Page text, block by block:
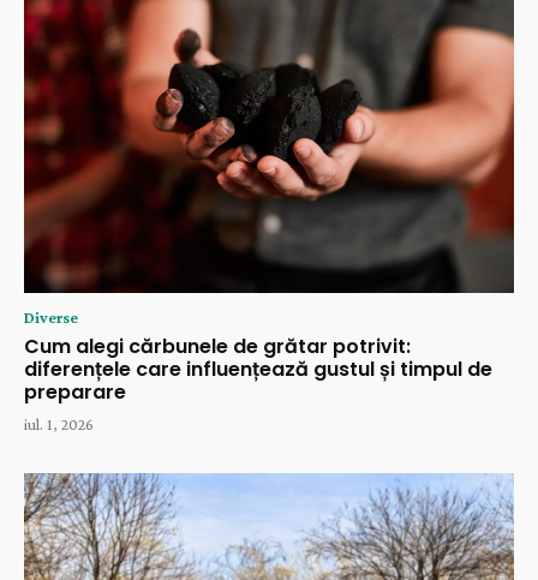
Diverse
Cum alegi cărbunele de grătar potrivit:
diferențele care influențează gustul și timpul de
preparare
iul. 1, 2026